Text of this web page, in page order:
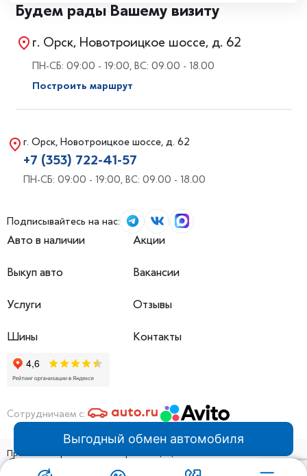
Будем рады Вашему визиту
г. Орск, Новотроицкое шоссе, д. 62
ПН-СБ: 09:00 - 19:00, ВС: 09.00 - 18.00
Построить маршрут
г. Орск, Новотроицкое шоссе, д. 62
+7 (353) 722-41-57
ПН-СБ: 09:00 - 19:00, ВС: 09.00 - 18.00
Подписывайтесь на нас:
Авто в наличии
Выкуп авто
Услуги
Шины
Акции
Вакансии
Отзывы
Контакты
Сотрудничаем с:
ПробегЭксперт 2026 © Все права защищены
Выгодный обмен автомобиля